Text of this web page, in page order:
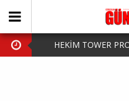
HEKİM TOWER